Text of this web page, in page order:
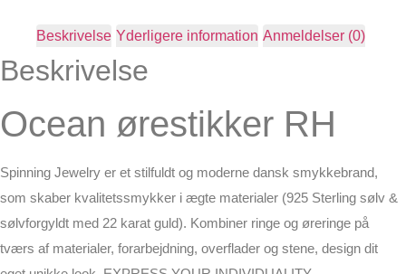
Beskrivelse Yderligere information Anmeldelser (0)
Beskrivelse
Ocean ørestikker RH
Spinning Jewelry er et stilfuldt og moderne dansk smykkebrand,
som skaber kvalitetssmykker i ægte materialer (925 Sterling sølv &
sølvforgyldt med 22 karat guld). Kombiner ringe og øreringe på
tværs af materialer, forarbejdning, overflader og stene, design dit